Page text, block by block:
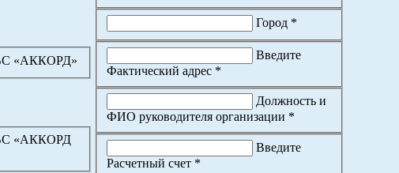
«АККОРД»
«АККОРД
Город *
Введите
Фактический адрес *
Должность и
ФИО руководителя организации *
Введите
Расчетный счет *